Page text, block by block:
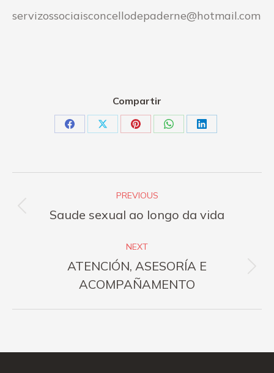
servizossociaisconcellodepaderne@hotmail.com
Compartir
Share Share Share Share Share
navigation
PREVIOUS
Previous
Saude sexual ao longo da vida
NEXT
Next
post:
ATENCIÓN, ASESORÍA E
ACOMPAÑAMENTO